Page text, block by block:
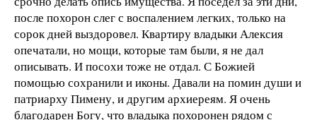
после похорон слег с воспалением легких, только на
сорок дней выздоровел. Квартиру владыки Алексия
опечатали, но мощи, которые там были, я не дал
описывать. И посохи тоже не отдал. С Божией
помощью сохранили и иконы. Давали на помин души и
патриарху Пимену, и другим архиереям. Я очень
благодарен Богу, что владыка похоронен рядом с